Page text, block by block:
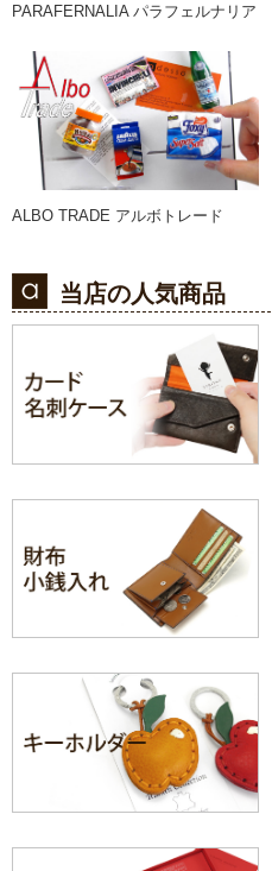
PARAFERNALIA パラフェルナリア
ALBO TRADE アルボトレード
当店の人気商品